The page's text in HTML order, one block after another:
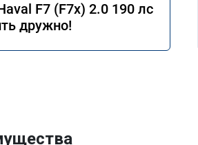
F7 (F7x) 2.0 190 лс
дружно!